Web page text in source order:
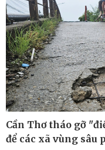
Tư vấn
Cần Thơ tháo gỡ
để các xã vùng sâu